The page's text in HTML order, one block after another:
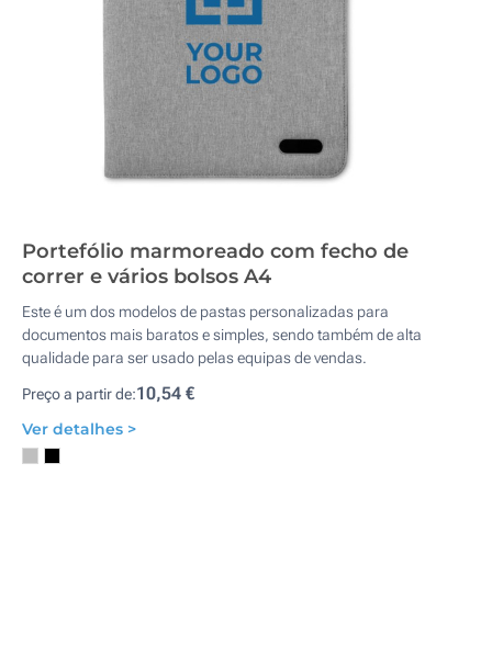
Portefólio marmoreado com fecho de
correr e vários bolsos A4
Este é um dos modelos de pastas personalizadas para
documentos mais baratos e simples, sendo também de alta
qualidade para ser usado pelas equipas de vendas.
Preço a partir de:10,54 €
Ver detalhes >